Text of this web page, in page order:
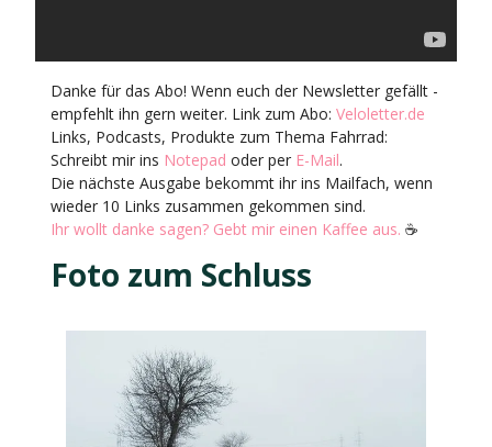
Danke für das Abo! Wenn euch der Newsletter gefällt -
empfehlt ihn gern weiter. Link zum Abo: Veloletter.de
Links, Podcasts, Produkte zum Thema Fahrrad:
Schreibt mir ins Notepad oder per E-Mail.
Die nächste Ausgabe bekommt ihr ins Mailfach, wenn
wieder 10 Links zusammen gekommen sind.
Ihr wollt danke sagen? Gebt mir einen Kaffee aus. ☕️
Foto zum Schluss